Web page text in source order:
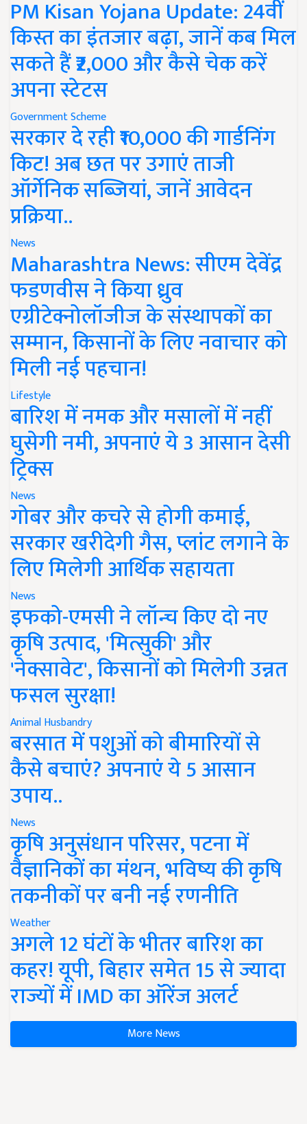
PM Kisan Yojana Update: 24वीं
किस्त का इंतजार बढ़ा, जानें कब मिल
सकते हैं ₹2,000 और कैसे चेक करें
अपना स्टेटस
Government Scheme
सरकार दे रही ₹10,000 की गार्डनिंग
किट! अब छत पर उगाएं ताजी
ऑर्गेनिक सब्जियां, जानें आवेदन
प्रक्रिया..
News
Maharashtra News: सीएम देवेंद्र
फडणवीस ने किया ध्रुव
एग्रीटेक्नोलॉजीज के संस्थापकों का
सम्मान, किसानों के लिए नवाचार को
मिली नई पहचान!
Lifestyle
बारिश में नमक और मसालों में नहीं
घुसेगी नमी, अपनाएं ये 3 आसान देसी
ट्रिक्स
News
गोबर और कचरे से होगी कमाई,
सरकार खरीदेगी गैस, प्लांट लगाने के
लिए मिलेगी आर्थिक सहायता
News
इफको-एमसी ने लॉन्च किए दो नए
कृषि उत्पाद, 'मित्सुकी' और
'नेक्सावेट', किसानों को मिलेगी उन्नत
फसल सुरक्षा!
Animal Husbandry
बरसात में पशुओं को बीमारियों से
कैसे बचाएं? अपनाएं ये 5 आसान
उपाय..
News
कृषि अनुसंधान परिसर, पटना में
वैज्ञानिकों का मंथन, भविष्य की कृषि
तकनीकों पर बनी नई रणनीति
Weather
अगले 12 घंटों के भीतर बारिश का
कहर! यूपी, बिहार समेत 15 से ज्यादा
राज्यों में IMD का ऑरेंज अलर्ट
More News